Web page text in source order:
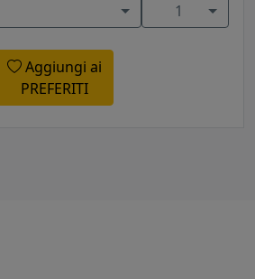
1
Aggiungi ai
PREFERITI